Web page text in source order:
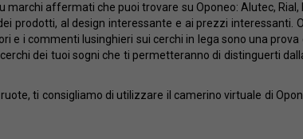
marchi affermati che puoi trovare su Oponeo: Alutec, Rial,
prodotti, al design interessante e ai prezzi interessanti.
e i commenti lusinghieri sui cerchi in lega sono una
dei tuoi sogni che ti permetteranno di distinguerti
ti consigliamo di utilizzare il camerino virtuale di